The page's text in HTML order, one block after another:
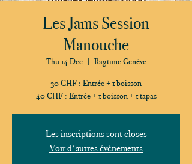
Les Jams Session
Manouche
Thu 14 Dec
  |
Ragtime Genève
30 CHF : Entrée + 1 boisson
40 CHF : Entrée + 1 boisson + 1 tapas
Les inscriptions sont closes
Voir d'autres événements